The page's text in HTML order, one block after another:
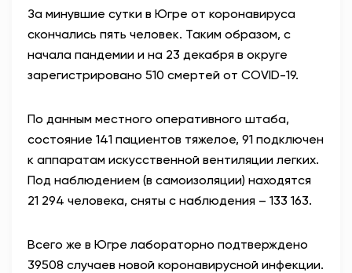
ЭТО У НАС СЕМЕЙНОЕ
АНТИТЕРРОР
ОФИЦИАЛЬНО
Вход / Регистрация
За минувшие сутки в Югре от коронавируса
скончались пять человек. Таким образом, с
начала пандемии и на 23 декабря в округе
зарегистрировано 510 смертей от COVID-19.
По данным местного оперативного штаба,
состояние 141 пациентов тяжелое, 91 подключен
к аппаратам искусственной вентиляции легких.
Под наблюдением (в самоизоляции) находятся
21 294 человека, сняты с наблюдения – 133 163.
Всего же в Югре лабораторно подтверждено
39508 случаев новой коронавирусной инфекции.